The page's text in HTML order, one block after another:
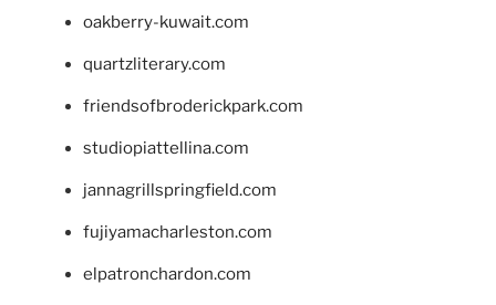
oakberry-kuwait.com
quartzliterary.com
friendsofbroderickpark.com
studiopiattellina.com
jannagrillspringfield.com
fujiyamacharleston.com
elpatronchardon.com